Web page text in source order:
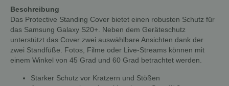
Beschreibung
Das Protective Standing Cover bietet einen robusten Schutz für
das Samsung Galaxy S20+. Neben dem Geräteschutz
unterstützt das Cover zwei auswählbare Ansichten dank der
zwei Standfüße. Fotos, Filme oder Live-Streams können mit
einem Winkel von 45 Grad und 60 Grad betrachtet werden.
Starker Schutz vor Kratzern und Stößen